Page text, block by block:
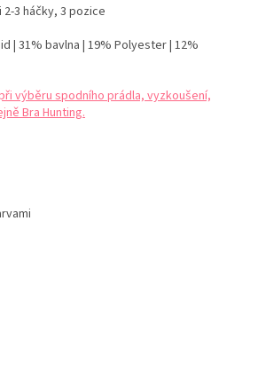
2-3 háčky, 3 pozice
| 31% bavlna | 19% Polyester | 12%
výběru spodního prádla, vyzkoušení,
Bra Hunting.